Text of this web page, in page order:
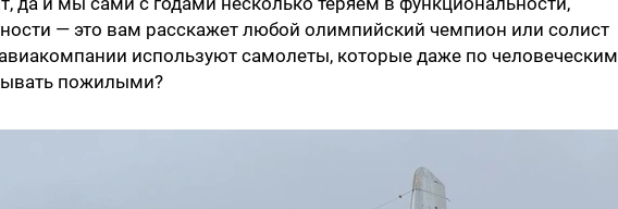
— это вам расскажет любой олимпийский чемпион или солист
используют самолеты, которые даже по человеческим
пожилыми?